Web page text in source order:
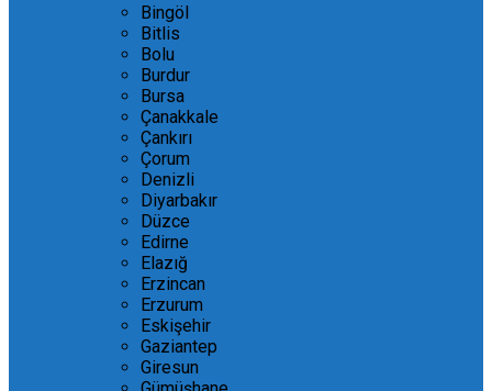
Bingöl
Bitlis
Bolu
Burdur
Bursa
Çanakkale
Çankırı
Çorum
Denizli
Diyarbakır
Düzce
Edirne
Elazığ
Erzincan
Erzurum
Eskişehir
Gaziantep
Giresun